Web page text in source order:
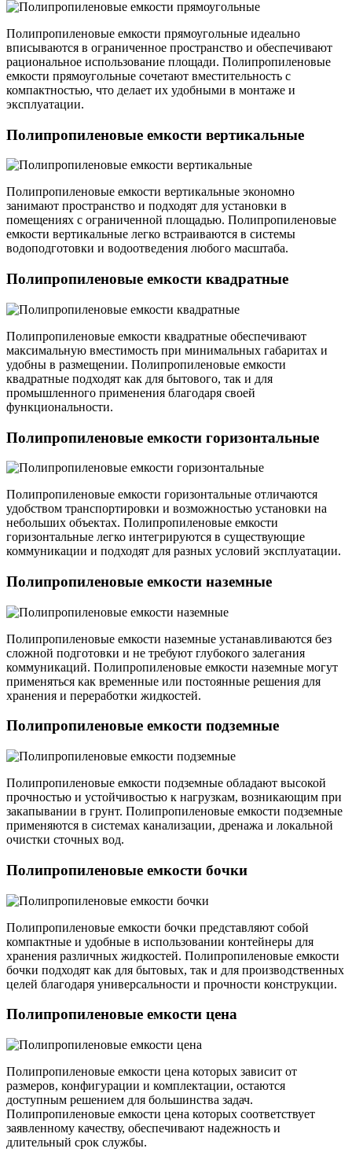
Полипропиленовые емкости прямоугольные идеально
вписываются в ограниченное пространство и обеспечивают
рациональное использование площади. Полипропиленовые
емкости прямоугольные сочетают вместительность с
компактностью, что делает их удобными в монтаже и
эксплуатации.
Полипропиленовые емкости вертикальные
Полипропиленовые емкости вертикальные экономно
занимают пространство и подходят для установки в
помещениях с ограниченной площадью. Полипропиленовые
емкости вертикальные легко встраиваются в системы
водоподготовки и водоотведения любого масштаба.
Полипропиленовые емкости квадратные
Полипропиленовые емкости квадратные обеспечивают
максимальную вместимость при минимальных габаритах и
удобны в размещении. Полипропиленовые емкости
квадратные подходят как для бытового, так и для
промышленного применения благодаря своей
функциональности.
Полипропиленовые емкости горизонтальные
Полипропиленовые емкости горизонтальные отличаются
удобством транспортировки и возможностью установки на
небольших объектах. Полипропиленовые емкости
горизонтальные легко интегрируются в существующие
коммуникации и подходят для разных условий эксплуатации.
Полипропиленовые емкости наземные
Полипропиленовые емкости наземные устанавливаются без
сложной подготовки и не требуют глубокого залегания
коммуникаций. Полипропиленовые емкости наземные могут
применяться как временные или постоянные решения для
хранения и переработки жидкостей.
Полипропиленовые емкости подземные
Полипропиленовые емкости подземные обладают высокой
прочностью и устойчивостью к нагрузкам, возникающим при
закапывании в грунт. Полипропиленовые емкости подземные
применяются в системах канализации, дренажа и локальной
очистки сточных вод.
Полипропиленовые емкости бочки
Полипропиленовые емкости бочки представляют собой
компактные и удобные в использовании контейнеры для
хранения различных жидкостей. Полипропиленовые емкости
бочки подходят как для бытовых, так и для производственных
целей благодаря универсальности и прочности конструкции.
Полипропиленовые емкости цена
Полипропиленовые емкости цена которых зависит от
размеров, конфигурации и комплектации, остаются
доступным решением для большинства задач.
Полипропиленовые емкости цена которых соответствует
заявленному качеству, обеспечивают надежность и
длительный срок службы.